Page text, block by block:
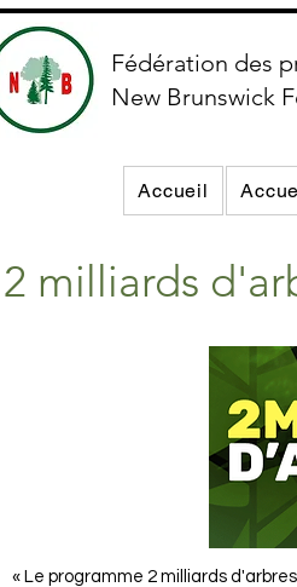
Fédération des
New Brunswick
Accueil
2 milliards
« Le programme 2 milliards